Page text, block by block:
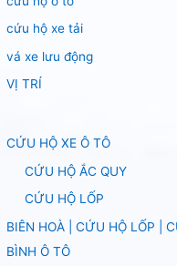
cứu hộ xe tải
vá xe lưu động
VỊ TRÍ
CỨU HỘ XE Ô TÔ
CỨU HỘ ẮC QUY
CỨU HỘ LỐP
BIÊN HOÀ | CỨU HỘ LỐP |
BÌNH Ô TÔ